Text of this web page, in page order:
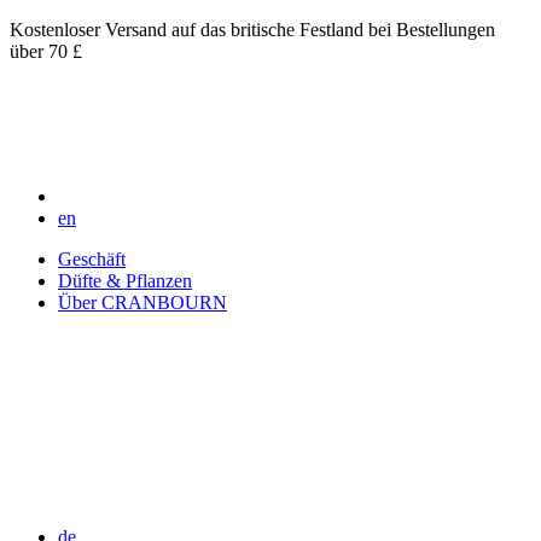
Kostenloser Versand auf das britische Festland bei Bestellungen
über 70 £
en
Geschäft
Düfte & Pflanzen
Über CRANBOURN
de